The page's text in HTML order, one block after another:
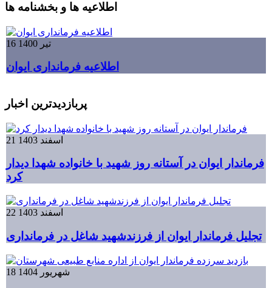
اطلاعیه ها و بخشنامه ها
16 تیر 1400
اطلاعیه فرمانداری ایوان
پربازدیدترین اخبار
21 اسفند 1403
فرماندار ایوان در آستانه روز شهید با خانواده شهدا دیدار
کرد
22 اسفند 1403
تجلیل فرماندار ایوان از فرزندشهید شاغل در فرمانداری
18 شهریور 1404